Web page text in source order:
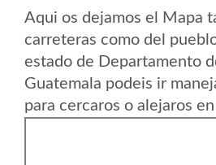
Aqui os dejamos el Mapa
carreteras como del
estado de Departamento
Guatemala podeis ir
para cercaros o alejaros